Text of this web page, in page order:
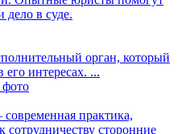
дело в суде.
орган, который
его интересах. ...
практика,
сторонние